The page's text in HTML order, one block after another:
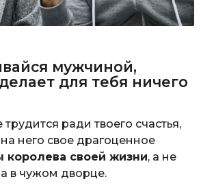
мужчиной,
для тебя ничего
ради твоего счастья,
на него свое драгоценное
королева своей жизни, а не
в чужом дворце.